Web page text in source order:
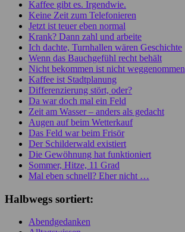
Kaffee gibt es. Irgendwie.
Keine Zeit zum Telefonieren
Jetzt ist teuer eben normal
Krank? Dann zahl und arbeite
Ich dachte, Turnhallen wären Geschichte
Wenn das Bauchgefühl recht behält
Nicht bekommen ist nicht weggenommen
Kaffee ist Stadtplanung
Differenzierung stört, oder?
Da war doch mal ein Feld
Zeit am Wasser – anders als gedacht
Augen auf beim Wetterkauf
Das Feld war beim Frisör
Der Schilderwald existiert
Die Gewöhnung hat funktioniert
Sommer, Hitze, 11 Grad
Mal eben schnell? Eher nicht …
Halbwegs sortiert:
Abendgedanken